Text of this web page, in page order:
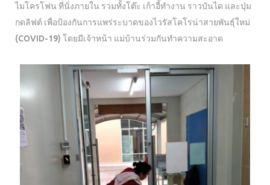
ไมโครโฟน ที่นั่งภายใน รวมทั้งโต๊ะ เก้าอี้ทำงาน ราวบันได และปุ่ม
กดลิฟต์ เพื่อป้องกันการแพร่ระบาดของไวรัสโคโรน่าสายพันธุ์ใหม่
(COVID-19) โดยมีเจ้าหน้า แม่บ้านร่วมกันทำความสะอาด